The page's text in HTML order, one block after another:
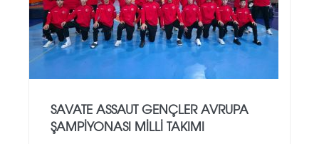
SAVATE ASSAUT GENÇLER AVRUPA
ŞAMPİYONASI MİLLİ TAKIMI